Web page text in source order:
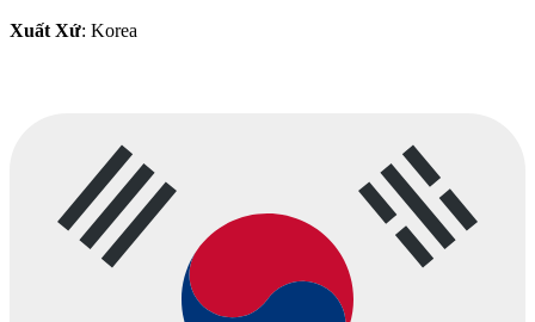
Xuất Xứ: Korea